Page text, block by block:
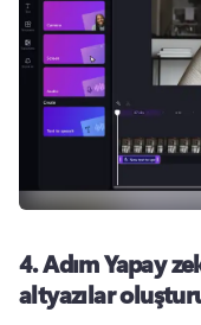
4. AdımYapay
altyazılar